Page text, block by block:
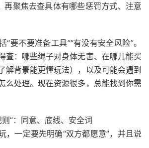
再聚焦去查具体有哪些惩罚方式、注意
“要不要准备工具”“有没有安全风险”。
查：哪些绳子对身体无害、在哪儿能买
解背景能更懂玩法），以及可能会遇到
么处理。现在资源很多，总能找到你需
”：同意、底线、安全词
，一定要先明确“双方都愿意”，并且说